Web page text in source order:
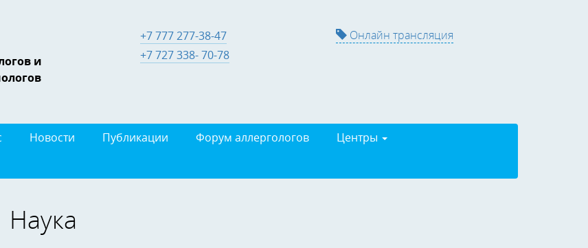
и
+7 777 277-38-47
+7 727 338- 70-78
Онлайн трансляция
Новости Публикации Форум аллергологов
Центры
Наука